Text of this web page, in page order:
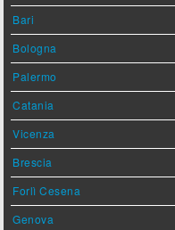
Bari
Bologna
Palermo
Catania
Vicenza
Brescia
Forlì Cesena
Genova